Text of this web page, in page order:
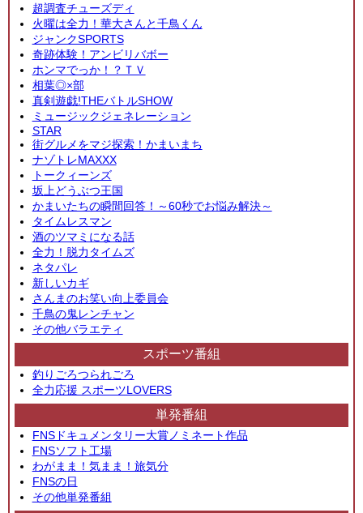
超調査チューズディ
火曜は全力！華大さんと千鳥くん
ジャンクSPORTS
奇跡体験！アンビリバボー
ホンマでっか！？ＴＶ
相葉◎×部
真剣遊戯!THEバトルSHOW
ミュージックジェネレーション
STAR
街グルメをマジ探索！かまいまち
ナゾトレMAXXX
トークィーンズ
坂上どうぶつ王国
かまいたちの瞬間回答！～60秒でお悩み解決～
タイムレスマン
酒のツマミになる話
全力！脱力タイムズ
ネタパレ
新しいカギ
さんまのお笑い向上委員会
千鳥の鬼レンチャン
その他バラエティ
スポーツ番組
釣りごろつられごろ
全力応援 スポーツLOVERS
単発番組
FNSドキュメンタリー大賞ノミネート作品
FNSソフト工場
わがまま！気まま！旅気分
FNSの日
その他単発番組